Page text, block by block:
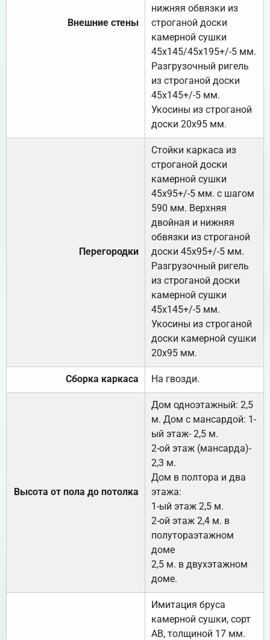
Внешние стены
нижняя обвязки из
строганой доски
камерной сушки
45х145/45х195+/-5 мм.
Разгрузочный ригель
из строганой доски
45х145+/-5 мм.
Укосины из строганой
доски 20х95 мм.
Перегородки
Стойки каркаса из
строганой доски
камерной сушки
45х95+/-5 мм. с шагом
590 мм. Верхняя
двойная и нижняя
обвязки из строганой
доски 45х95+/-5 мм.
Разгрузочный ригель
из строганой доски
камерной сушки
45х145+/-5 мм.
Укосины из строганой
доски камерной сушки
20х95 мм.
Сборка каркаса На гвозди.
Высота от пола до потолка
Дом одноэтажный: 2,5
м. Дом с мансардой: 1-
ый этаж- 2,5 м.
2-ой этаж (мансарда)-
2,3 м.
Дом в полтора и два
этажа:
1-ый этаж 2,5 м.
2-ой этаж 2,4 м. в
полутораэтажном
доме
2,5 м. в двухэтажном
доме.
Имитация бруса
камерной сушки, сорт
АВ, толщиной 17 мм.